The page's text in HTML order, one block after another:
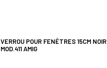
VERROU POUR FENÊTRES 15CM NOIR
MOD.411 AMIG